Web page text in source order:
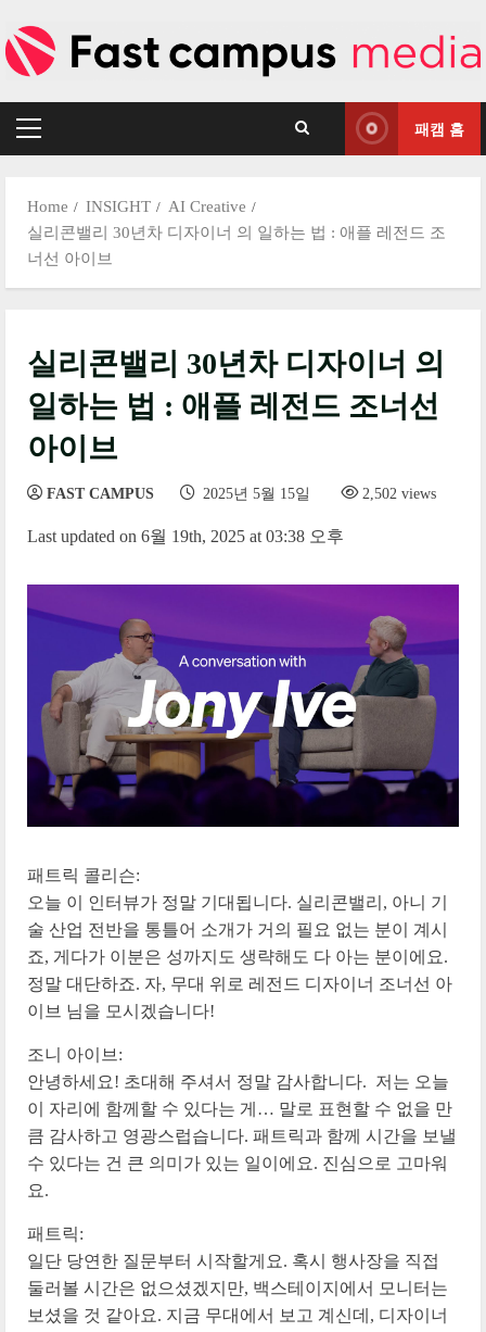
to
content
Primary
패캠 홈
Home INSIGHT
AI Creative
실리콘밸리 30년차 디자이너 의 일하는 법 : 애플 레전드 조
너선 아이브
실리콘밸리 30년차 디자이너 의
일하는 법 : 애플 레전드 조너선
아이브
FAST CAMPUS 2025년 5월 15일 2,502 views
Last updated on 6월 19th, 2025 at 03:38 오후
패트릭 콜리슨:
오늘 이 인터뷰가 정말 기대됩니다. 실리콘밸리, 아니 기
술 산업 전반을 통틀어 소개가 거의 필요 없는 분이 계시
죠, 게다가 이분은 성까지도 생략해도 다 아는 분이에요.
정말 대단하죠. 자, 무대 위로 레전드 디자이너 조너선 아
이브 님을 모시겠습니다!
조니 아이브:
안녕하세요! 초대해 주셔서 정말 감사합니다. 저는 오늘
이 자리에 함께할 수 있다는 게… 말로 표현할 수 없을 만
큼 감사하고 영광스럽습니다. 패트릭과 함께 시간을 보낼
수 있다는 건 큰 의미가 있는 일이에요. 진심으로 고마워
요.
패트릭:
일단 당연한 질문부터 시작할게요. 혹시 행사장을 직접
둘러볼 시간은 없으셨겠지만, 백스테이지에서 모니터는
보셨을 것 같아요. 지금 무대에서 보고 계신데, 디자이너